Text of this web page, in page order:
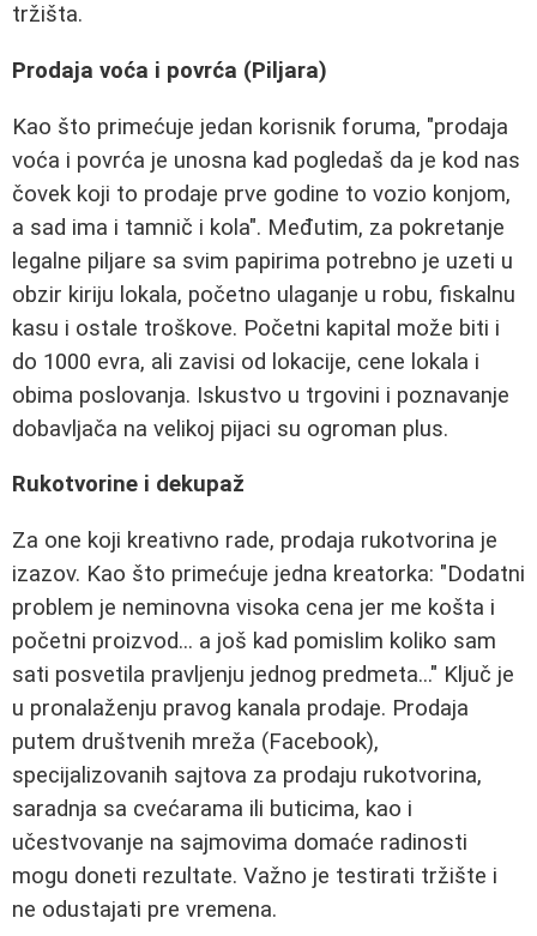
tržišta.
Prodaja voća i povrća (Piljara)
Kao što primećuje jedan korisnik foruma, "prodaja
voća i povrća je unosna kad pogledaš da je kod nas
čovek koji to prodaje prve godine to vozio konjom,
a sad ima i tamnič i kola". Međutim, za pokretanje
legalne piljare sa svim papirima potrebno je uzeti u
obzir kiriju lokala, početno ulaganje u robu, fiskalnu
kasu i ostale troškove. Početni kapital može biti i
do 1000 evra, ali zavisi od lokacije, cene lokala i
obima poslovanja. Iskustvo u trgovini i poznavanje
dobavljača na velikoj pijaci su ogroman plus.
Rukotvorine i dekupaž
Za one koji kreativno rade, prodaja rukotvorina je
izazov. Kao što primećuje jedna kreatorka: "Dodatni
problem je neminovna visoka cena jer me košta i
početni proizvod... a još kad pomislim koliko sam
sati posvetila pravljenju jednog predmeta..." Ključ je
u pronalaženju pravog kanala prodaje. Prodaja
putem društvenih mreža (Facebook),
specijalizovanih sajtova za prodaju rukotvorina,
saradnja sa cvećarama ili buticima, kao i
učestvovanje na sajmovima domaće radinosti
mogu doneti rezultate. Važno je testirati tržište i
ne odustajati pre vremena.